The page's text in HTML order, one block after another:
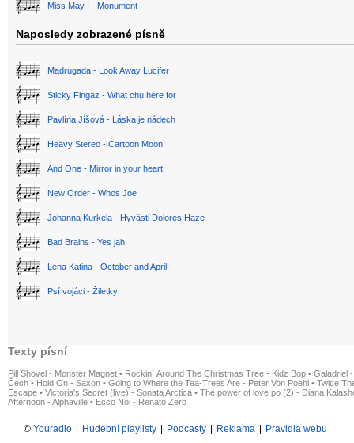
Miss May I - Monument
Naposledy zobrazené písně
Madrugada - Look Away Lucifer
Sticky Fingaz - What chu here for
Pavlína Jíšová - Láska je nádech
Heavy Stereo - Cartoon Moon
And One - Mirror in your heart
New Order - Whos Joe
Johanna Kurkela - Hyvästi Dolores Haze
Bad Brains - Yes jah
Lena Katina - October and April
Psí vojáci - Žiletky
Texty písní
Pill Shovel - Monster Magnet • Rockin´ Around The Christmas Tree - Kidz Bop • Galadriel
Čech • Hold On - Saxon • Going to Where the Tea-Trees Are - Peter Von Poehl • Twice
Escape • Victoria's Secret (live) - Sonata Arctica • The power of love po (2) - Diana
Afternoon - Alphaville • Ecco Noi - Renato Zero
© Youradio Hudební playlisty Podcasty Reklama Pravidla webu